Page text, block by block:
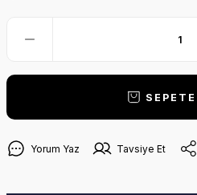
Yorum Yaz Tavsiye Et